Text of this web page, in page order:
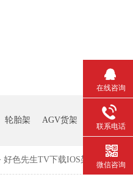
轮胎架 AGV货架 钢板箱
好色先生TV下载IOS架 >前副车
在线咨询
联系电话
微信咨询